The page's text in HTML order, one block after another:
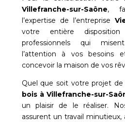
Villefranche-sur-Saône,
l’expertise de l’entreprise
votre entière
professionnels qui
l’attention à vos besoins
concevoir la maison de vos
Quel que soit votre projet de
bois à Villefranche-sur-
un plaisir de le réaliser.
assurent un travail